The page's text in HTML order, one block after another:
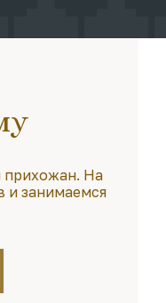
прихожан. На
и занимаемся